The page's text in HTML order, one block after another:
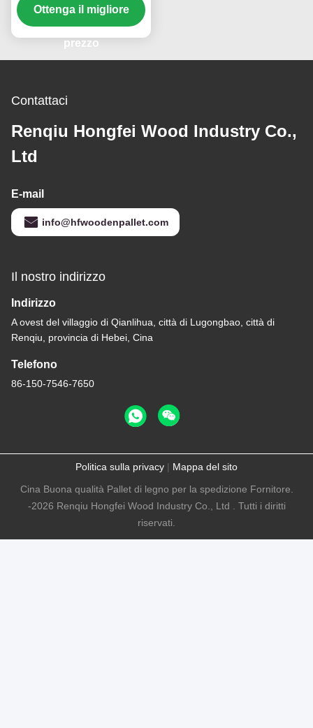
legno fumigato per un
facile sollevamento
Ottenga il migliore
prezzo
Contattaci
Renqiu Hongfei Wood Industry Co.,
Ltd
E-mail
info@hfwoodenpallet.com
Il nostro indirizzo
Indirizzo
A ovest del villaggio di Qianlihua, città di Lugongbao, città di
Renqiu, provincia di Hebei, Cina
Telefono
86-150-7546-7650
Politica sulla privacy | Mappa del sito
Cina Buona qualità Pallet di legno per la spedizione Fornitore.
-2026 Renqiu Hongfei Wood Industry Co., Ltd . Tutti i diritti
riservati.